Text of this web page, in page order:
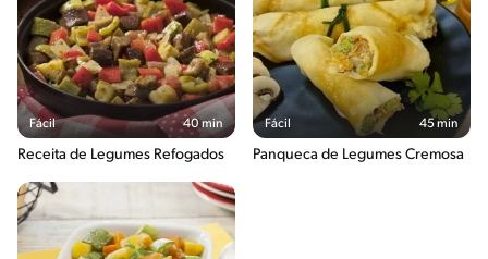
Fácil 40 min
Receita de Legumes Refogados
Fácil 45 min
Panqueca de Legumes Cremosa